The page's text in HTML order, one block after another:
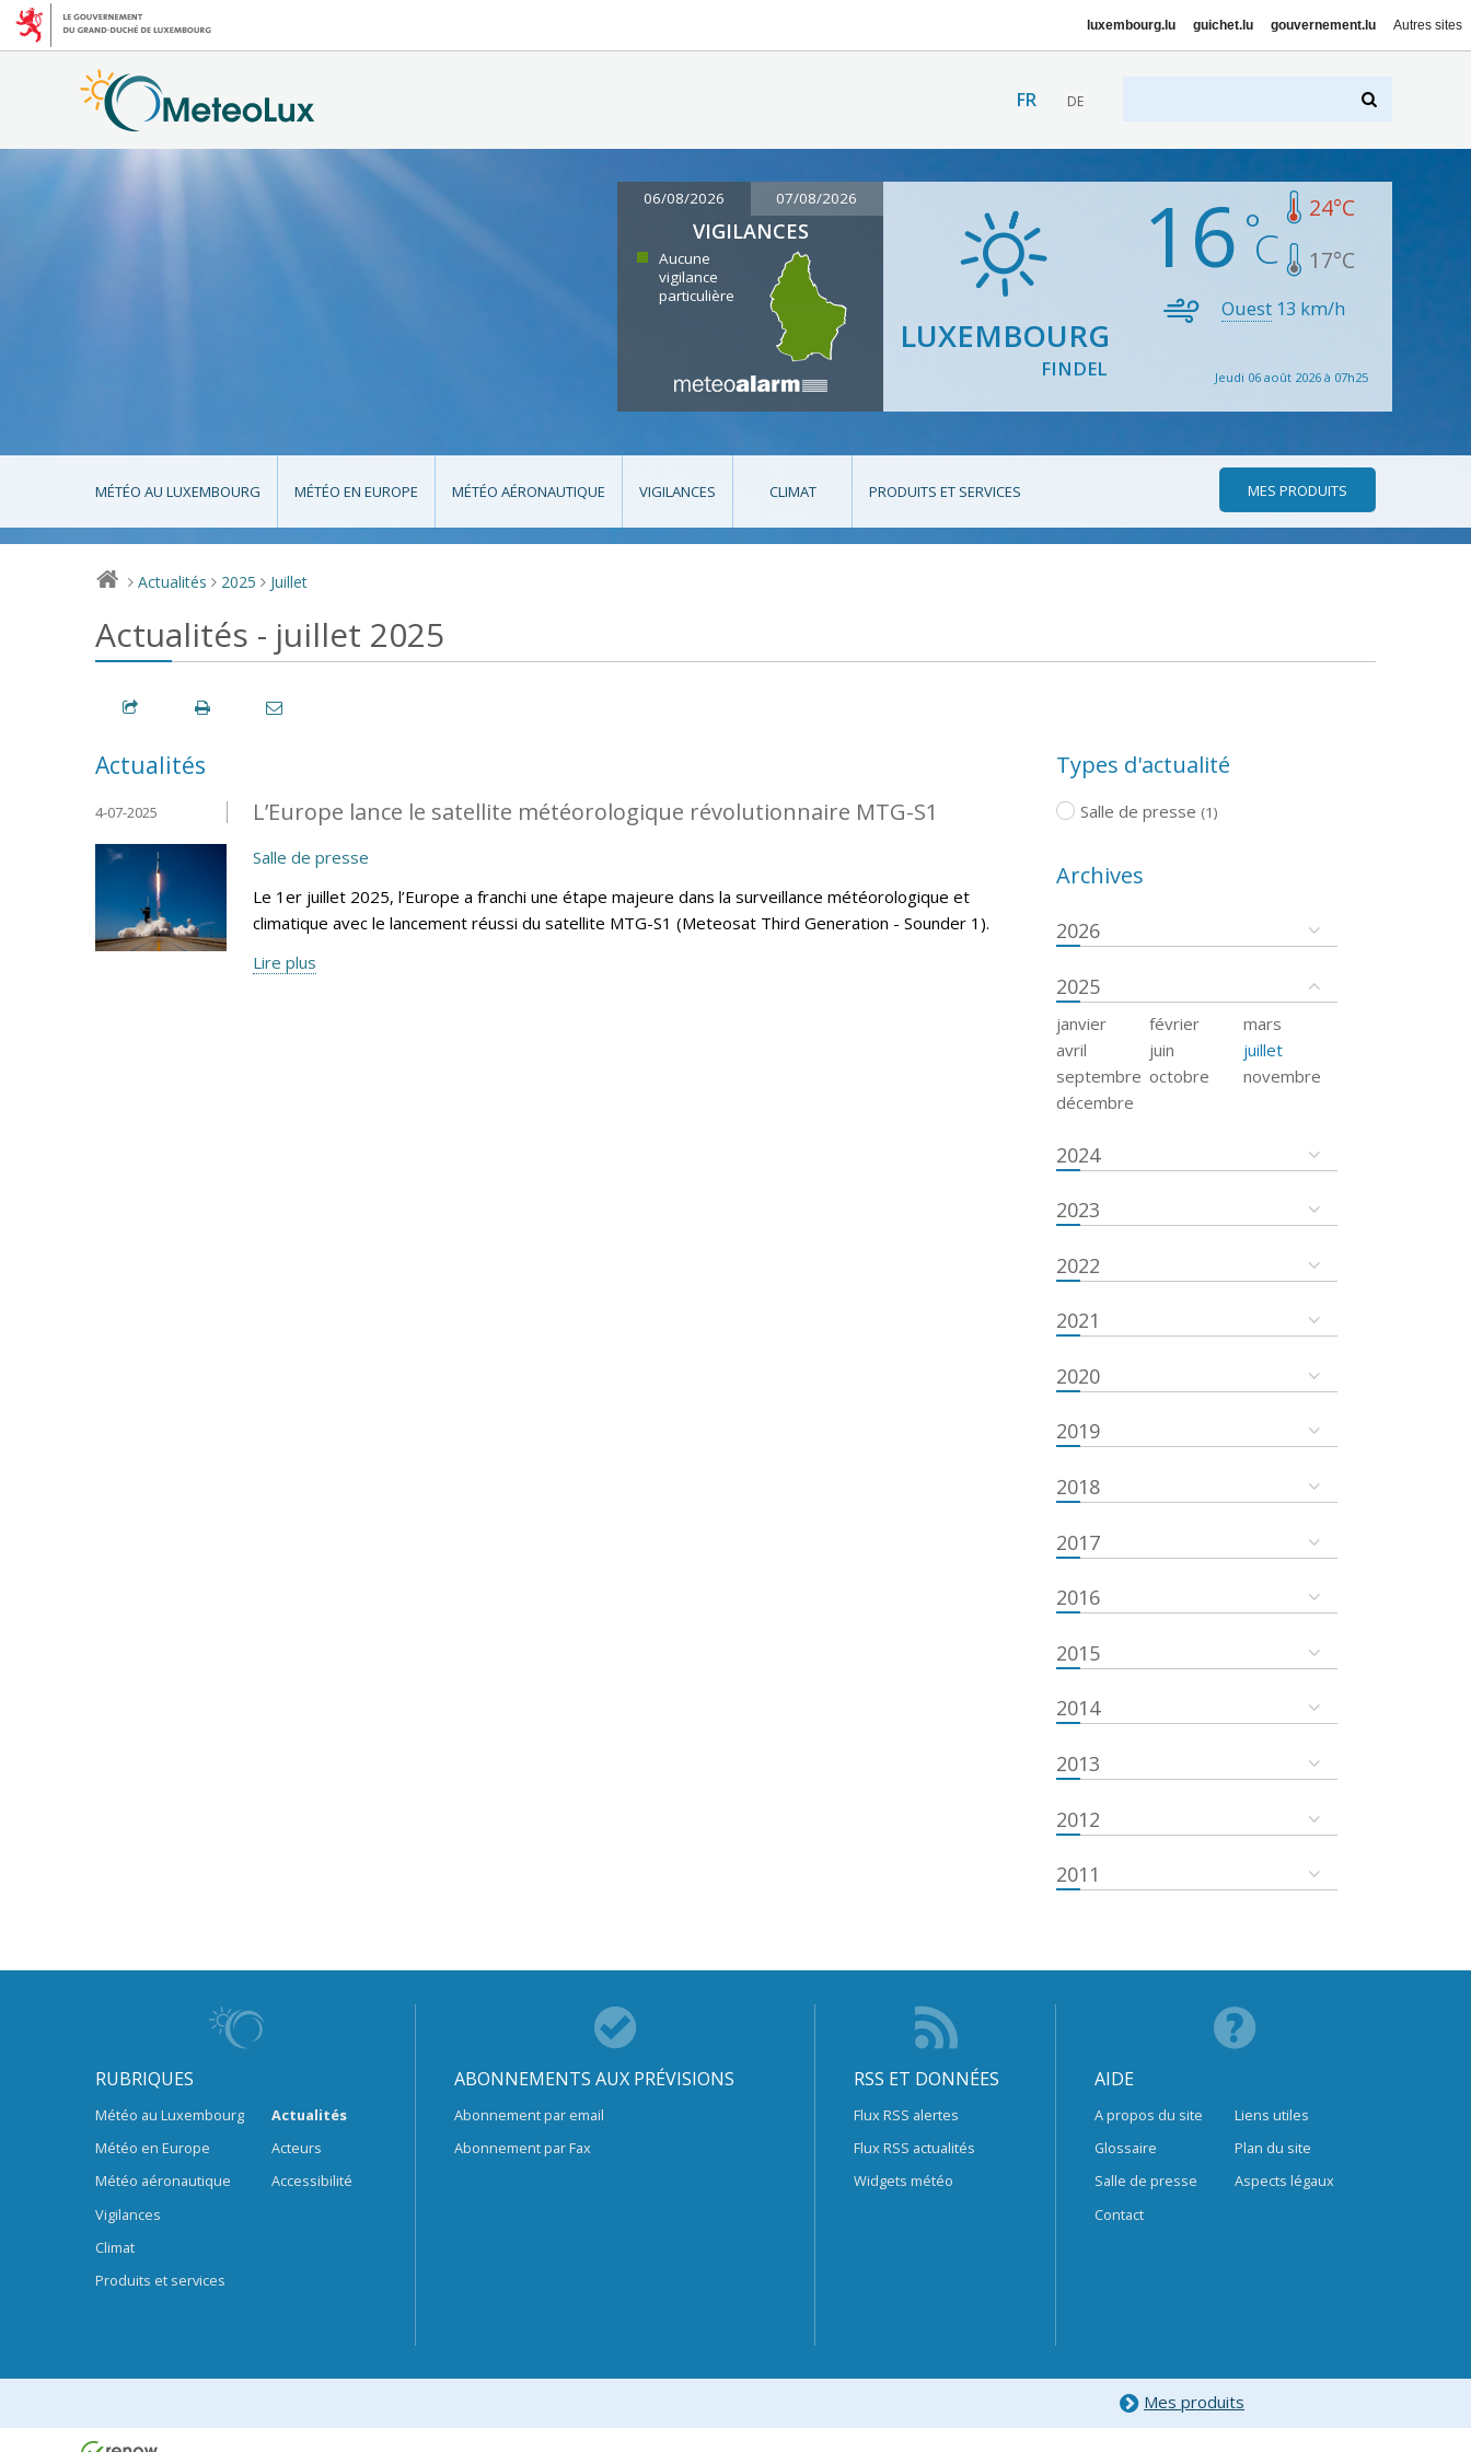
luxembourg.lu guichet.lu gouvernement.lu Autres sites
FR DE
06/08/2026 07/08/2026
VIGILANCES
Aucune
vigilance
particulière
LUXEMBOURG
FINDEL
16 24°C
17°C
Ouest 13 km/h
Jeudi 06 août 2026 à 07h25
MÉTÉO AU LUXEMBOURG MÉTÉO EN EUROPE MÉTÉO AÉRONAUTIQUE VIGILANCES CLIMAT PRODUITS ET SERVICES MES PRODUITS
> Actualités > 2025 > Juillet
Actualités - juillet 2025
Actualités
L’Europe lance le satellite météorologique révolutionnaire MTG-S1
4-07-2025
Salle de presse
Le 1er juillet 2025, l’Europe a franchi une étape majeure dans la surveillance météorologique et
climatique avec le lancement réussi du satellite MTG-S1 (Meteosat Third Generation - Sounder 1).
Lire plus
Types d'actualité
Salle de presse (1)
Archives
2026
2025
janvier février
mars
avril
juin
juillet
septembre octobre
novembre
décembre
2024
2023
2022
2021
2020
2019
2018
2017
2016
2015
2014
2013
2012
2011
RUBRIQUES
Météo au Luxembourg
Météo en Europe
Météo aéronautique
Vigilances
Climat
Produits et services
Actualités
Acteurs
Accessibilité
ABONNEMENTS AUX PRÉVISIONS
Abonnement par email
Abonnement par Fax
RSS ET DONNÉES
Flux RSS alertes
Flux RSS actualités
Widgets météo
AIDE
A propos du site
Glossaire
Salle de presse
Contact
Liens utiles
Plan du site
Aspects légaux
Mes produits